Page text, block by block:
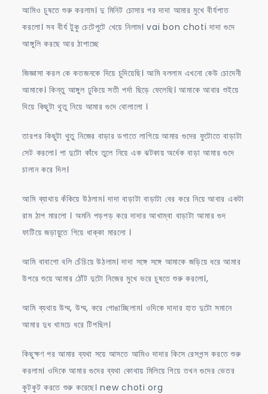
আমিও চুষতে শুরু করলাম। দু মিনিট চোসার পর দাদা আমার মুখে বীর্যপাত
করলো। সব বীর্য টুকু চেটেপুটে খেয়ে নিলাম। vai bon choti দাদা গুদে
আঙ্গুলি করছে আর ঠাপাচ্ছে
জিজ্ঞাসা করল কে কতজনকে দিয়ে চুদিয়েছি। আমি বললাম এখনো কেউ চোদেনী
আমাকে। কিন্তু আঙ্গুল ঢুকিয়ে সতী পর্দা ছিড়ে ফেলেছি। আমাকে আবার শুইয়ে
দিয়ে কিছুটা থুতু নিয়ে আমার গুদে বোলালো ।
তারপর কিছুটা থুতু নিজের বাড়ার ডগাতে লাগিয়ে আমার গুদের ফুটোতে বাড়াটা
সেট করলো। পা দুটো কাঁধে তুলে নিয়ে এক ঝটকায় অর্ধেক বাড়া আমার গুদে
চালান করে দিল।
আমি ব্যাথায় কঁকিয়ে উঠলাম। দাদা বাড়াটা বাড়াটা বের করে নিয়ে আবার একটা
রাম ঠাপ মারলো । অমনি পড়পড় করে দাদার আখাম্বা বাড়াটা আমার গুদ
ফাটিয়ে জড়ায়ুতে গিয়ে ধাক্কা মারলো ‌।
আমি বাবাগো বলি চেঁচিয়ে উঠলাম। দাদা সঙ্গে সঙ্গে আমাকে জড়িয়ে ধরে আমার
উপরে শুয়ে আমার ঠোঁট দুটো নিজের মুখে ভরে চুষতে শুরু করলো।,
আমি ব্যথায় উম্ম, উম্ম, করে গোঙাচ্ছিলাম। ওদিকে দাদার হাত দুটো সমানে
আমার দুধ খামচে ধরে টিপছিল।
কিছুক্ষণ পর আমার ব্যথা সয়ে আসতে আমিও দাদার কিসে রেসপন্স করতে শুরু
করলাম। ওদিকে আমার গুদের ব্যথা কোথায় মিলিয়ে গিয়ে তখন গুদের ভেতর
কুটকুট করতে শুরু করেছে। new choti org